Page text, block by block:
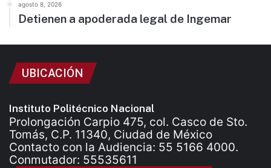
agosto 8, 2026
Detienen a apoderada legal de Ingemar
UBICACIÓN
Instituto Politécnico Nacional
Prolongación Carpio 475, col. Casco de Sto.
Tomás, C.P. 11340, Ciudad de México
Contacto con la Audiencia: 55 5166 4000.
Conmutador: 55535611